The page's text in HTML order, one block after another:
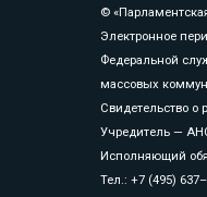
©
Электронное
Федеральной
массовых
Свидетельство о
Учредитель —
Исполняющий
Тел.: +7 (495)